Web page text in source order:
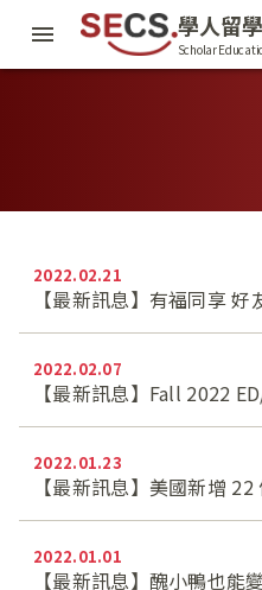
學人留
Scholar
2022.02.21
【最新訊息】有福同享
2022.02.07
【最新訊息】Fall 2022
2022.01.23
【最新訊息】美國新增
2022.01.01
【最新訊息】醜小鴨也能